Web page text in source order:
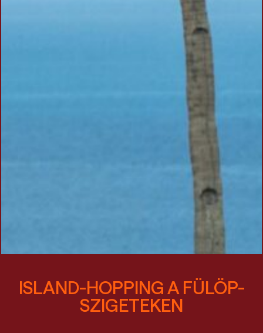
ISLAND-HOPPING A FÜLÖP-
SZIGETEKEN